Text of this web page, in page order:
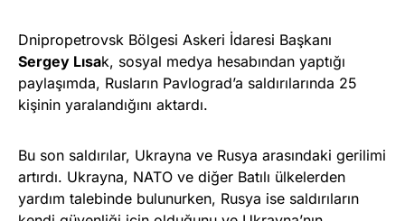
Dnipropetrovsk Bölgesi Askeri İdaresi Başkanı
Sergey Lısak, sosyal medya hesabından yaptığı
paylaşımda, Rusların Pavlograd’a saldırılarında 25
kişinin yaralandığını aktardı.
Bu son saldırılar, Ukrayna ve Rusya arasındaki gerilimi
artırdı. Ukrayna, NATO ve diğer Batılı ülkelerden
yardım talebinde bulunurken, Rusya ise saldırıların